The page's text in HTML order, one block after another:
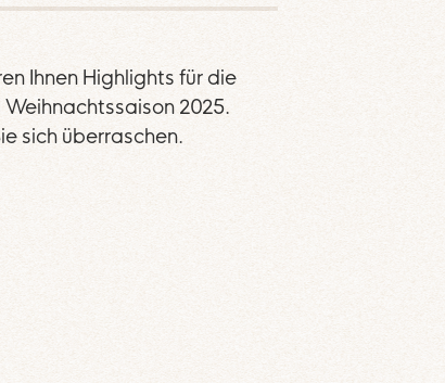
Ihnen Highlights für die
2025.
sich überraschen.